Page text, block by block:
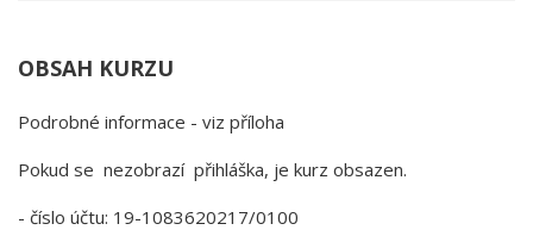
OBSAH KURZU
Podrobné informace - viz příloha
Pokud se nezobrazí přihláška, je kurz obsazen.
- číslo účtu: 19-1083620217/0100